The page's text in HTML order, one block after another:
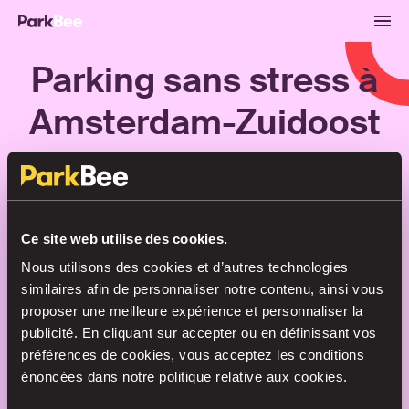
Ce site web utilise des cookies.
Nous utilisons des cookies et d’autres technologies
similaires afin de personnaliser notre contenu, ainsi vous
proposer une meilleure expérience et personnaliser la
publicité. En cliquant sur accepter ou en définissant vos
préférences de cookies, vous acceptez les conditions
énoncées dans notre politique relative aux cookies.
Parking sans stress à
Amsterdam-Zuidoost
Réservations Abonnements Aéroport
Trouvez votre place en un rien de
temps
Recherche